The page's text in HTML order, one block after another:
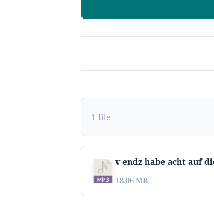
1 file
v endz habe acht auf
18.06 MB